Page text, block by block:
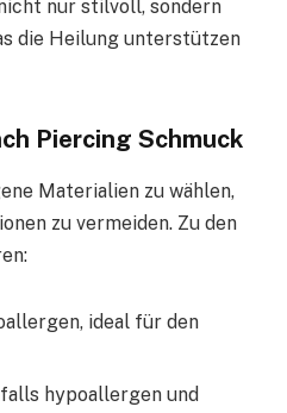
nur stilvoll, sondern
die Heilung unterstützen
Piercing Schmuck
Materialien zu wählen,
zu vermeiden. Zu den
ideal für den
hypoallergen und